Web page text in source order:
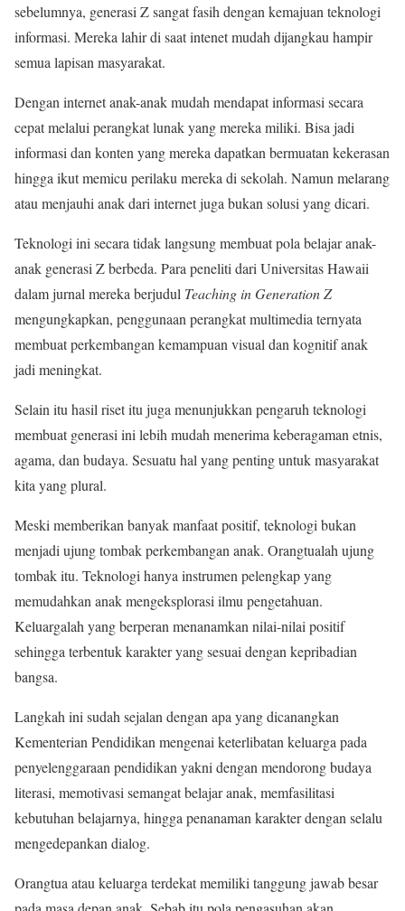
sebelumnya, generasi Z sangat fasih dengan kemajuan teknologi
informasi. Mereka lahir di saat intenet mudah dijangkau hampir
semua lapisan masyarakat.
Dengan internet anak-anak mudah mendapat informasi secara
cepat melalui perangkat lunak yang mereka miliki. Bisa jadi
informasi dan konten yang mereka dapatkan bermuatan kekerasan
hingga ikut memicu perilaku mereka di sekolah. Namun melarang
atau menjauhi anak dari internet juga bukan solusi yang dicari.
Teknologi ini secara tidak langsung membuat pola belajar anak-
anak generasi Z berbeda. Para peneliti dari Universitas Hawaii
dalam jurnal mereka berjudul Teaching in Generation Z
mengungkapkan, penggunaan perangkat multimedia ternyata
membuat perkembangan kemampuan visual dan kognitif anak
jadi meningkat.
Selain itu hasil riset itu juga menunjukkan pengaruh teknologi
membuat generasi ini lebih mudah menerima keberagaman etnis,
agama, dan budaya. Sesuatu hal yang penting untuk masyarakat
kita yang plural.
Meski memberikan banyak manfaat positif, teknologi bukan
menjadi ujung tombak perkembangan anak. Orangtualah ujung
tombak itu. Teknologi hanya instrumen pelengkap yang
memudahkan anak mengeksplorasi ilmu pengetahuan.
Keluargalah yang berperan menanamkan nilai-nilai positif
sehingga terbentuk karakter yang sesuai dengan kepribadian
bangsa.
Langkah ini sudah sejalan dengan apa yang dicanangkan
Kementerian Pendidikan mengenai keterlibatan keluarga pada
penyelenggaraan pendidikan yakni dengan mendorong budaya
literasi, memotivasi semangat belajar anak, memfasilitasi
kebutuhan belajarnya, hingga penanaman karakter dengan selalu
mengedepankan dialog.
Orangtua atau keluarga terdekat memiliki tanggung jawab besar